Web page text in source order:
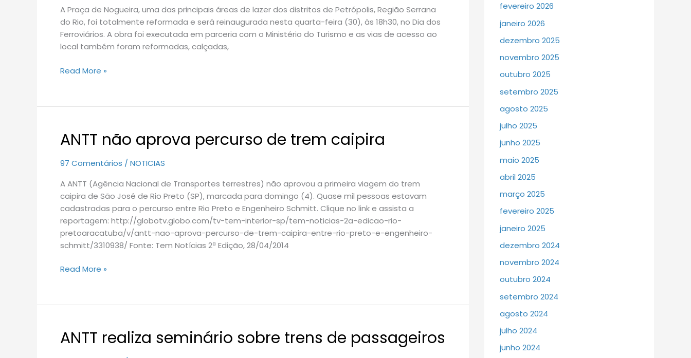
A Praça de Nogueira, uma das principais áreas de lazer dos distritos de Petrópolis, Região Serrana
do Rio, foi totalmente reformada e será reinaugurada nesta quarta-feira (30), às 18h30, no Dia dos
Ferroviários. A obra foi executada em parceria com o Ministério do Turismo e as vias de acesso ao
local também foram reformadas, calçadas,
Petrópolis,
RJ
Read More »
ANTT não aprova percurso de trem caipira
97 Comentários /NOTICIAS
A ANTT (Agência Nacional de Transportes terrestres) não aprovou a primeira viagem do trem
caipira de São José de Rio Preto (SP), marcada para domingo (4). Quase mil pessoas estavam
cadastradas para o percurso entre Rio Preto e Engenheiro Schmitt. Clique no link e assista a
reportagem: http://globotv.globo.com/tv-tem-interior-sp/tem-noticias-2a-edicao-rio-
pretoaracatuba/v/antt-nao-aprova-percurso-de-trem-caipira-entre-rio-preto-e-engenheiro-
schmitt/3310938/ Fonte: Tem Notícias 2ª Edição, 28/04/2014
ANTT
não
aprova
de
trem
caipira
Read More »
ANTT realiza seminário sobre trens de passageiros
ANTT
realiza
fevereiro 2026
janeiro 2026
dezembro 2025
novembro 2025
outubro 2025
setembro 2025
agosto 2025
julho 2025
junho 2025
maio 2025
abril 2025
março 2025
fevereiro 2025
janeiro 2025
dezembro 2024
novembro 2024
outubro 2024
setembro 2024
agosto 2024
julho 2024
junho 2024